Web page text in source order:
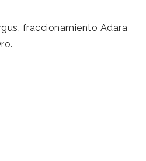
fraccionamiento Adara